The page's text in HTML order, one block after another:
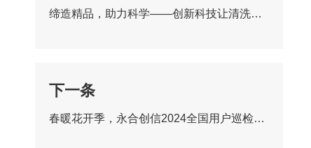
缔造精品，助力科学——创新科技让清洗更省力
下一条
春暖花开季，永合创信2024全国用户巡检工作开始了!